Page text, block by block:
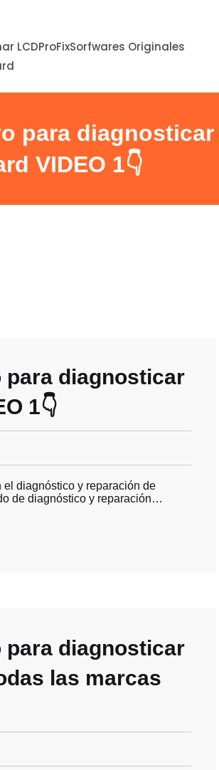
LCDProFixSorfwares Originales
para
VIDEO 1👇
para diagnosticar
1👇
diagnóstico y reparación de
de diagnóstico y reparación…
para diagnosticar
las marcas